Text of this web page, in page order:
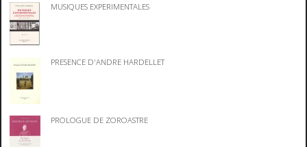
MUSIQUES EXPERIMENTALES
PRESENCE D'ANDRE HARDELLET
PROLOGUE DE ZOROASTRE